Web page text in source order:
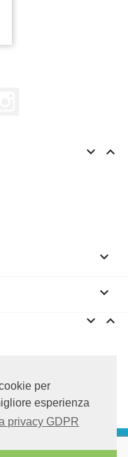
per
esperienza
privacy GDPR
 


 
47 - 47853